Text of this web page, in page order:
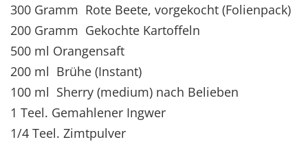
300 Gramm Rote Beete, vorgekocht (Folienpack)
200 Gramm Gekochte Kartoffeln
500 ml Orangensaft
200 ml Brühe (Instant)
100 ml Sherry (medium) nach Belieben
1 Teel. Gemahlener Ingwer
1/4 Teel. Zimtpulver